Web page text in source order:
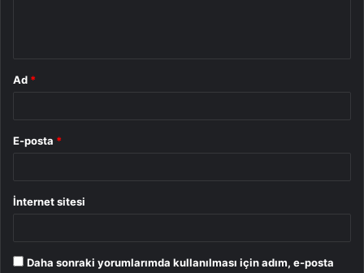
Ad *
E-posta *
İnternet sitesi
Daha sonraki yorumlarımda kullanılması için adım, e-posta